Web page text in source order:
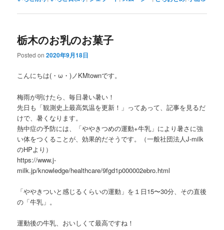
栃木のお乳のお菓子
Posted on2020年9月18日
こんにちは(・ω・)ノKMtownです。
梅雨が明けたら、毎日暑い暑い！
先日も「観測史上最高気温を更新！」ってあって、記事を見るだ
けで、暑くなります。
熱中症の予防には、「ややきつめの運動+牛乳」により暑さに強
い体をつくることが、効果的だそうです。（一般社団法人J-milk
のHPより）
https://www.j-
milk.jp/knowledge/healthcare/9fgd1p000002ebro.html
「ややきついと感じるくらいの運動」を１日15〜30分、その直後
の「牛乳」。
運動後の牛乳、おいしくて最高ですね！